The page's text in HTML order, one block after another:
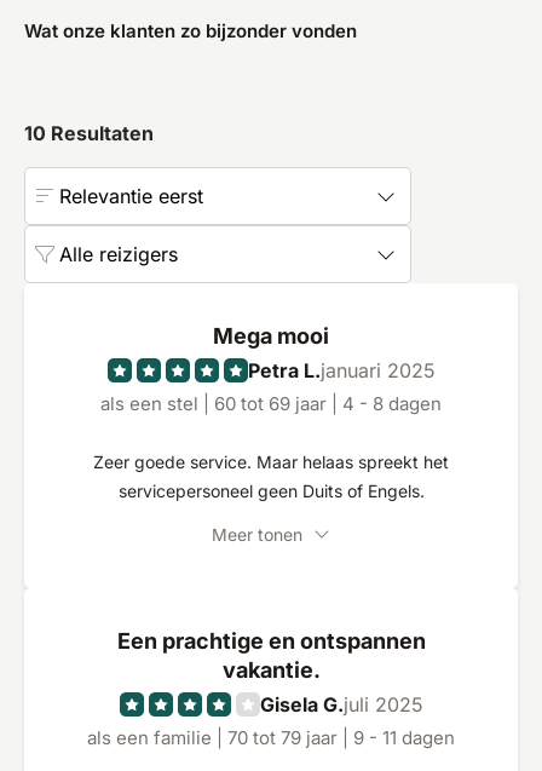
Wat onze klanten zo bijzonder vonden
10 Resultaten
Relevantie eerst
Alle reizigers
Mega mooi
Petra L.januari 2025
als een stel | 60 tot 69 jaar | 4 - 8 dagen
Zeer goede service. Maar helaas spreekt het
servicepersoneel geen Duits of Engels.
Meer tonen
Een prachtige en ontspannen
vakantie.
Gisela G.juli 2025
als een familie | 70 tot 79 jaar | 9 - 11 dagen